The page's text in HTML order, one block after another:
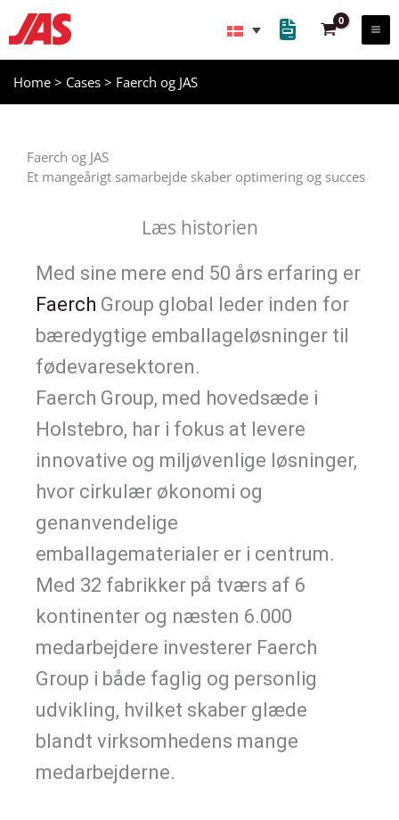
til
indholdet
Home > Cases > Faerch og JAS​
Faerch og JAS​
Et mangeårigt samarbejde skaber optimering og succes​
Læs historien
Med sine mere end 50 års erfaring er
Faerch Group global leder inden for
bæredygtige emballageløsninger til
fødevaresektoren.
Faerch Group, med hovedsæde i
Holstebro, har i fokus at levere
innovative og miljøvenlige løsninger,
hvor cirkulær økonomi og
genanvendelige
emballagematerialer er i centrum.
Med 32 fabrikker på tværs af 6
kontinenter og næsten 6.000
medarbejdere investerer Faerch
Group i både faglig og personlig
udvikling, hvilket skaber glæde
blandt virksomhedens mange
medarbejderne.